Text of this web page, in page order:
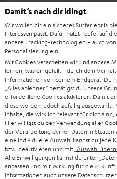
„Das Ultima·40-Set bleibt bei
erste
12/
Damit‘s nach dir klingt
Wir wollen dir ein sicheres Surferlebnis
Interessen passt. Dafür nutzt Teufel auf
andere Tracking-Technologien – auch
Personalisierung ein.
Mit Cookies verarbeiten wir und andere
lernen, was dir gefällt - durch dein
Informationen von deinem Endgerät. Du
„Alles ablehnen“ bestätigst du unsere
erforderliche Cookies aktivieren. Damit
diese werden jedoch zufällig ausgewählt.
Inhalte, die wirklich relevant für dich sind,
Hier willigst du der Verwendung aller
der Verarbeitung deiner Daten in Staaten
eine individuelle Auswahl kannst du jede
bzw. deaktivieren und mit „Auswahl
Alle Einwilligungen kannst du unter
anpassen und mit Wirkung für die
Informationen auch unsere